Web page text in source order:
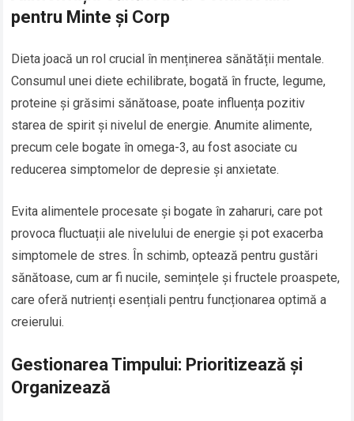
pentru Minte și Corp
Dieta joacă un rol crucial în menținerea sănătății mentale.
Consumul unei diete echilibrate, bogată în fructe, legume,
proteine și grăsimi sănătoase, poate influența pozitiv
starea de spirit și nivelul de energie. Anumite alimente,
precum cele bogate în omega-3, au fost asociate cu
reducerea simptomelor de depresie și anxietate.
Evita alimentele procesate și bogate în zaharuri, care pot
provoca fluctuații ale nivelului de energie și pot exacerba
simptomele de stres. În schimb, optează pentru gustări
sănătoase, cum ar fi nucile, semințele și fructele proaspete,
care oferă nutrienți esențiali pentru funcționarea optimă a
creierului.
Gestionarea Timpului: Prioritizează și
Organizează